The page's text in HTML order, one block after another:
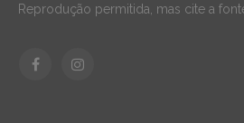
Reprodução permitida, mas cite a
FacebookInstagram